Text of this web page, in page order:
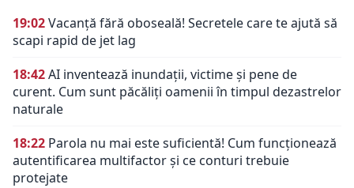
19:02Vacanță fără oboseală! Secretele care te ajută să
scapi rapid de jet lag
18:42AI inventează inundații, victime și pene de
curent. Cum sunt păcăliți oamenii în timpul dezastrelor
naturale
18:22 Parola nu mai este suficientă! Cum funcționează
autentificarea multifactor și ce conturi trebuie
protejate